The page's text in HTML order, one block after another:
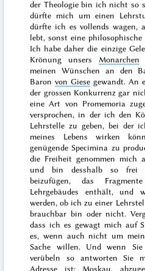
der Theologie bin ich nicht so
dürfte mich um einen
dürfte ich es vollends wagen,
lebt, sonst eine
Ich habe daher die einzige
Krönung unsers Monarchen
meinen Wünschen an den
Baronvon Giesegewandt. An
der grossen Konkurrenz gar
eine Art von Promemoria
versprochen, in der ich den
Lehrstelle zu geben, bei der
meines Lebens wirken
genügende Specimina zu
die Freiheit genommen mich
und bin desshalb so frei
beizufügen, das
Lehrgebäudes enthält, und
werden, ob ich zu einer
brauchbar bin oder nicht.
dass ich es gewagt mich auf
es, wenn auch nicht um
Sache willen. Und wenn
verübeln so antworten Sie
Adresse ist: Moskau,